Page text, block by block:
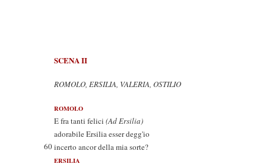
SCENA II
ROMOLO, ERSILIA, VALERIA, OSTILIO
ROMOLO
E fra tanti felici (Ad Ersilia)
adorabile Ersilia esser degg'io
60incerto ancor della mia sorte?
ERSILIA